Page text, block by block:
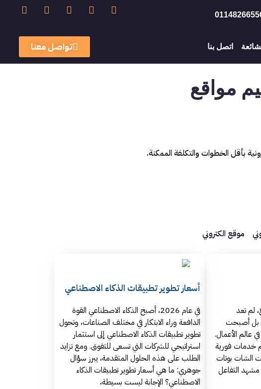
اتصل بنا تواصل معنا
مواقع
بأقل الخطوات والتكلفة الممكنة.
موقع الكتروني
لم تعد
بل أصبحت
عالم الأعمال.
خدمات فورية
الشات بوتات
مشهد التفاعل
أسعار تطوير تطبيقات الذكاء الاصطناعي
في عام 2026، أصبح الذكاء الاصطناعي القوة
الدافعة وراء الابتكار في مختلف الصناعات، وتحول
تطوير تطبيقات الذكاء الاصطناعي إلى استثمار
استراتيجي للشركات التي تسعى للتفوق. ومع تزايد
الطلب على هذه الحلول المتقدمة، يبرز سؤال
جوهري: ما هي أسعار تطوير تطبيقات الذكاء
الاصطناعي؟ الإجابة ليست بسيطة،